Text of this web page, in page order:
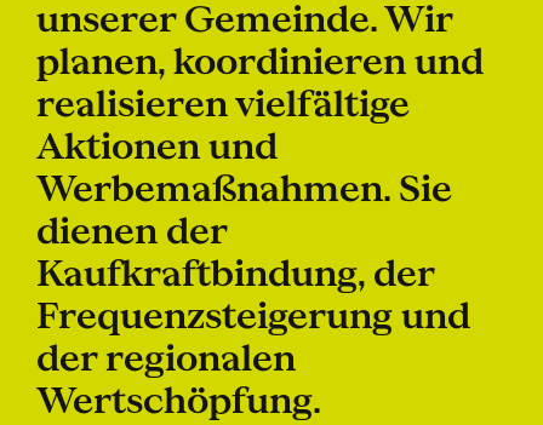
unserer Gemeinde. Wir
planen, koordinieren und
realisieren vielfältige
Aktionen und
Werbemaßnahmen. Sie
dienen der
Kaufkraftbindung, der
Frequenzsteigerung und
der regionalen
Wertschöpfung.